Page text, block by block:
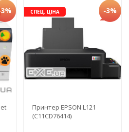
СПЕЦ. ЦІНА -3%
Принтер EPSON L121
(C11CD76414)